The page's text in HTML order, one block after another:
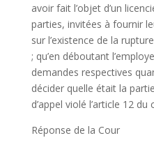
avoir fait l’objet d’un
parties, invitées à fournir
sur l’existence de la
; qu’en déboutant
demandes respectives
décider quelle était la
d’appel violé l’article 12
Réponse de la Cour